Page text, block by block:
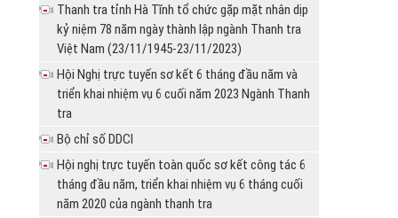
Thông báo Kết luận thanh tra chuyên đề một
số cơ sở nhà, đất dôi...
Thông báo Kết luận thanh tra chuyên đề một
số cơ sở nhà, đất dôi...
Thông báo Kết luận thanh tra chuyên đề một
UBND tỉnh Hà Tĩnh chỉ đạo Sở Nội vụ, Sở
Nông nông nghiệp và Phát...
Sở Nội vụ trả lời đơn khiếu nại của bà Phan
Thị Thúy Hằng
ông Lê Đăng Kiên,...
UBND tỉnh chỉ đạo giải quyết đơn tố cáo của
Thanh tra tỉnh Hà Tĩnh tổ chức gặp mặt nhân dịp
kỷ niệm 78 năm ngày thành lập ngành Thanh tra
Việt Nam (23/11/1945-23/11/2023)
Hội Nghị trực tuyến sơ kết 6 tháng đầu năm và
triển khai nhiệm vụ 6 cuối năm 2023 Ngành Thanh
tra
Bộ chỉ số DDCI
Hội nghị trực tuyến toàn quốc sơ kết công tác 6
tháng đầu năm, triển khai nhiệm vụ 6 tháng cuối
năm 2020 của ngành thanh tra